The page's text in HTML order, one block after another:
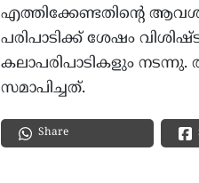
എത്തിക്കേണ്ടതിന്റെ
പരിപാടിക്ക് ശേഷം
കലാപരിപാടികളും
സമാപിച്ചത്.
Share